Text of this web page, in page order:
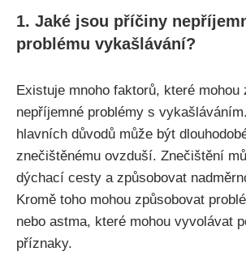
1. Jaké jsou příčiny
problému vykašlávání?
Existuje mnoho​ faktorů, které mohou
nepříjemné problémy s
hlavních důvodů ⁢může být
znečištěnému ovzduší. Znečištění
dýchací cesty a ⁢způsobovat
Kromě toho mohou způsobovat
nebo astma, které mohou ‍vyvolávat
příznaky.